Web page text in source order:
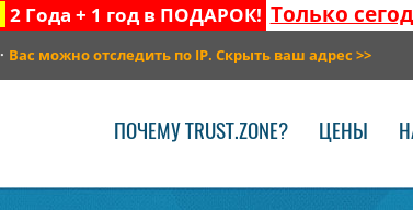
2 Года + 1 год в ПОДАРОК! Только
· Вас можно отследить по IP. Скрыть ваш адрес >>
ПОЧЕМУ TRUST.ZONE? ЦЕНЫ